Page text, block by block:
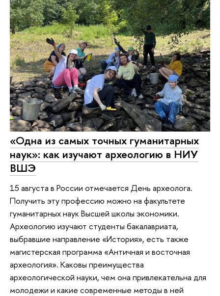
«Одна из самых точных гуманитарных
наук»: как изучают археологию в НИУ
ВШЭ
15 августа в России отмечается День археолога.
Получить эту профессию можно на факультете
гуманитарных наук Высшей школы экономики.
Археологию изучают студенты бакалавриата,
выбравшие направление «История», есть также
магистерская программа «Античная и восточная
археология». Каковы преимущества
археологической науки, чем она привлекательна для
молодежи и какие современные методы в ней